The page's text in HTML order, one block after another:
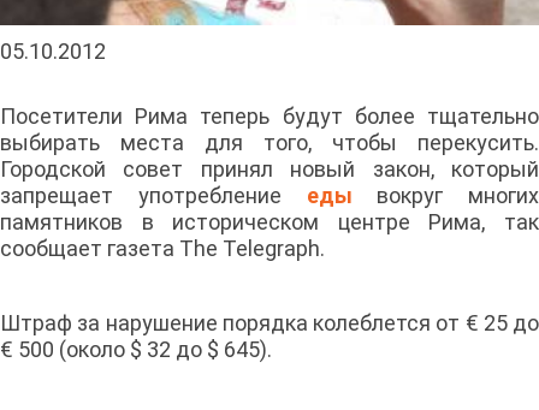
05.10.2012
Посетители Рима теперь будут более тщательно
выбирать места для того, чтобы перекусить.
Городской совет принял новый закон, который
запрещает употребление еды вокруг многих
памятников в историческом центре Рима, так
сообщает газета The Telegraph.
Штраф за нарушение порядка колеблется от € 25 до
€ 500 (около $ 32 до $ 645).